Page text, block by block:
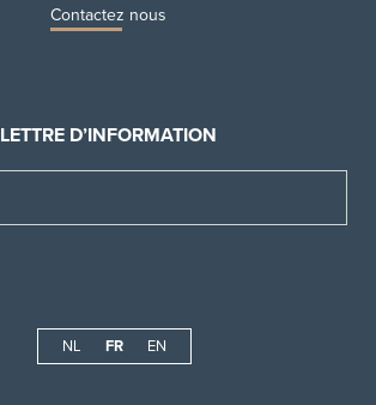
Contactez nous
LETTRE D’INFORMATION
NL FR EN